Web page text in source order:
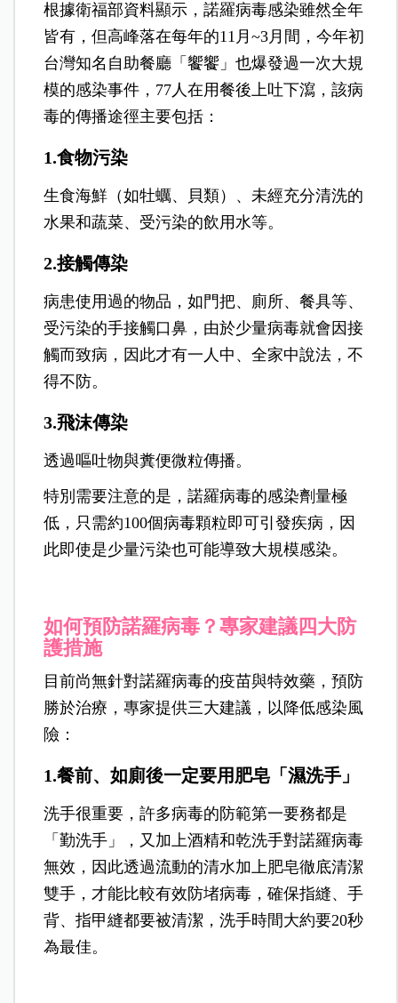
根據衛福部資料顯示，諾羅病毒感染雖然全年
皆有，但高峰落在每年的11月~3月間，今年初
台灣知名自助餐廳「饗饗」也爆發過一次大規
模的感染事件，77人在用餐後上吐下瀉，該病
毒的傳播途徑主要包括：
1.食物污染
生食海鮮（如牡蠣、貝類）、未經充分清洗的
水果和蔬菜、受污染的飲用水等。
2.接觸傳染
病患使用過的物品，如門把、廁所、餐具等、
受污染的手接觸口鼻，由於少量病毒就會因接
觸而致病，因此才有一人中、全家中說法，不
得不防。
3.飛沫傳染
透過嘔吐物與糞便微粒傳播。
特別需要注意的是，諾羅病毒的感染劑量極
低，只需約100個病毒顆粒即可引發疾病，因
此即使是少量污染也可能導致大規模感染。
如何預防諾羅病毒？專家建議四大防
護措施
目前尚無針對諾羅病毒的疫苗與特效藥，預防
勝於治療，專家提供三大建議，以降低感染風
險：
1.餐前、如廁後一定要用肥皂「濕洗手」
洗手很重要，許多病毒的防範第一要務都是
「勤洗手」，又加上酒精和乾洗手對諾羅病毒
無效，因此透過流動的清水加上肥皂徹底清潔
雙手，才能比較有效防堵病毒，確保指縫、手
背、指甲縫都要被清潔，洗手時間大約要20秒
為最佳。